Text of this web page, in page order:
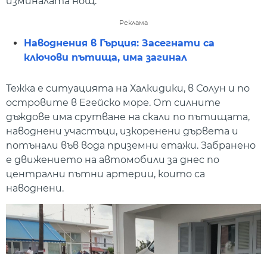
Реклама
Наводнения в Гърция: Засегнати са
ключови пътища, има загинал
Тежка е ситуацията на Халкидики, в Солун и по
островите в Егейско море. От силните
дъждове има срутване на скали по пътищата,
наводнени участъци, изкоренени дървета и
потънали във вода приземни етажи. Забранено
е движението на автомобили за днес по
централни пътни артерии, които са
наводнени.